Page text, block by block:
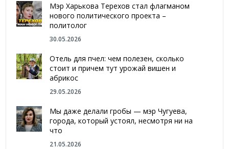
Мэр Харькова Терехов стал флагманом
нового политического проекта –
политолог
30.05.2026
Отель для пчел: чем полезен, сколько
стоит и причем тут урожай вишен и
абрикос
29.05.2026
Мы даже делали гробы — мэр Чугуева,
города, который устоял, несмотря ни на
что
21.05.2026